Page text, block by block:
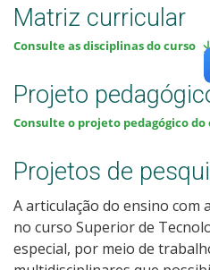
Matriz curricular
Consulte as disciplinas do curso
Projeto
Consulte o projeto pedagógico do
Projetos de
A articulação do ensino com
no curso Superior de
especial, por meio de